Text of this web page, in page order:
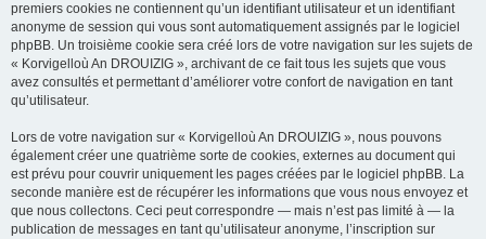
premiers cookies ne contiennent qu’un identifiant utilisateur et un identifiant
anonyme de session qui vous sont automatiquement assignés par le logiciel
phpBB. Un troisième cookie sera créé lors de votre navigation sur les sujets de
« Korvigelloù An DROUIZIG », archivant de ce fait tous les sujets que vous
avez consultés et permettant d’améliorer votre confort de navigation en tant
qu’utilisateur.
Lors de votre navigation sur « Korvigelloù An DROUIZIG », nous pouvons
également créer une quatrième sorte de cookies, externes au document qui
est prévu pour couvrir uniquement les pages créées par le logiciel phpBB. La
seconde manière est de récupérer les informations que vous nous envoyez et
que nous collectons. Ceci peut correspondre — mais n’est pas limité à — la
publication de messages en tant qu’utilisateur anonyme, l’inscription sur